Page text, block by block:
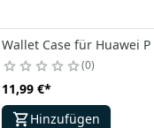
Wallet Case für Huawei P
0
11,99 €*
Hinzufügen